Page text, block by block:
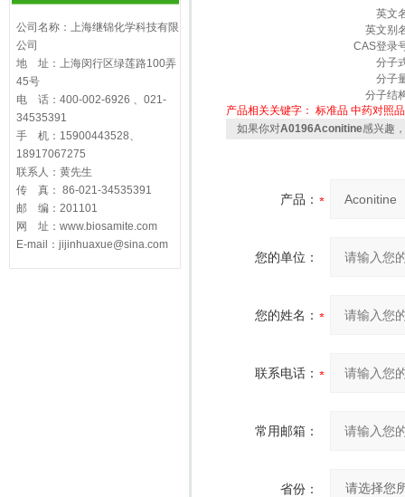
公司名称：上海继锦化学科技有限
公司
地 址：上海闵行区绿莲路100弄
45号
电 话：400-002-6926 、021-
34535391
手 机：15900443528、
18917067275
联系人：黄先生
传 真： 86-021-34535391
邮 编：201101
网 址：www.biosamite.com
E-mail：jijinhuaxue@sina.com
英文
英文别
CAS登录
分子
分子
分子结
产品相关关键字： 标准品 中药对照品
如果你对A0196Aconitine感兴趣
产品：
您的单位：
您的姓名：
联系电话：
常用邮箱：
省份：